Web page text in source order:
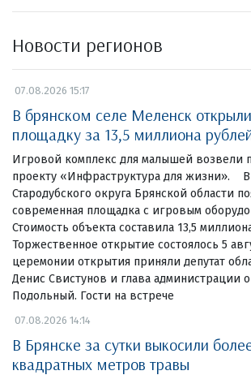
Новости регионов
07.08.2026 15:17
В брянском селе Меленск
площадку за 13,5 миллиона
Игровой комплекс для малышей возвели
проекту «Инфраструктура для жизни».
Стародубского округа Брянской области
современная площадка с игровым
Стоимость объекта составила 13,5
Торжественное открытие состоялось 5
церемонии открытия приняли депутат
Денис Свистунов и глава администрации
Подольный. Гости на встрече
07.08.2026 14:14
В Брянске за сутки выкосили
квадратных метров травы